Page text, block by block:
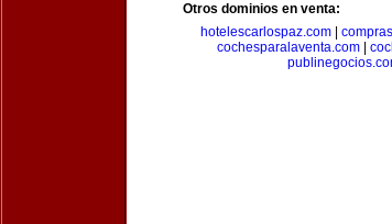
Otros dominios en venta:
hotelescarlospaz.com|
cochesparalaventa.com